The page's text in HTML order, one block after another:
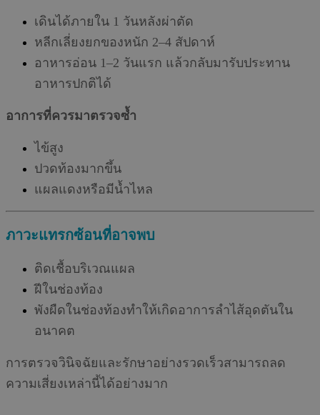
เดินได้ภายใน 1 วันหลังผ่าตัด
หลีกเลี่ยงยกของหนัก 2–4 สัปดาห์
อาหารอ่อน 1–2 วันแรก แล้วกลับมารับประทาน
อาหารปกติได้
อาการที่ควรมาตรวจซ้ำ
ไข้สูง
ปวดท้องมากขึ้น
แผลแดงหรือมีน้ำไหล
ภาวะแทรกซ้อนที่อาจพบ
ติดเชื้อบริเวณแผล
ฝีในช่องท้อง
พังผืดในช่องท้องทำให้เกิดอาการลำไส้อุดตันใน
อนาคต
การตรวจวินิจฉัยและรักษาอย่างรวดเร็วสามารถลด
ความเสี่ยงเหล่านี้ได้อย่างมาก